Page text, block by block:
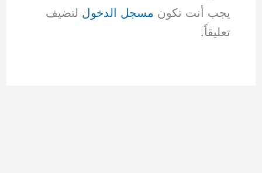
يجب أنت تكون مسجل الدخول لتضيف
تعليقاً.